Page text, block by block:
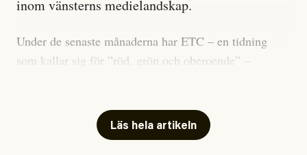
inom vänsterns medielandskap.
Under de senaste månaderna har ETC – en tidning
som kallar sig för ”röd, grön och oberoende” –
skriver för? Vad betyder det att vara en ”röd, grön och
oberoende” tidning? Och vad är egentligen bra
Läs hela artikeln